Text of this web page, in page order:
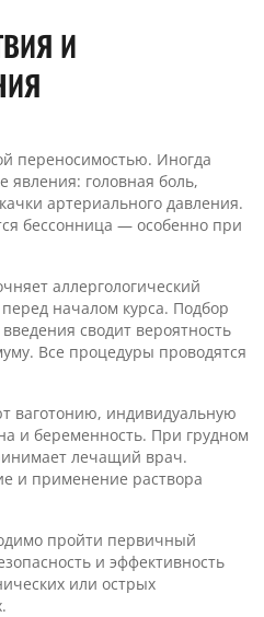
И
переносимостью. Иногда
явления: головная боль,
артериального давления.
бессонница — особенно при
аллергологический
началом курса. Подбор
сводит вероятность
Все процедуры проводятся
ваготонию, индивидуальную
и беременность. При грудном
лечащий врач.
и применение раствора
пройти первичный
и эффективность
или острых